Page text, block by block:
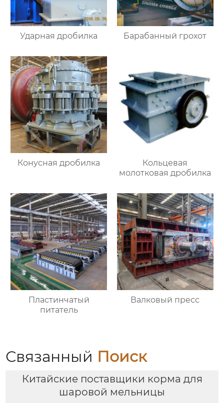
Ударная дробилка Барабанный грохот
Конусная дробилка
Кольцевая
молотковая дробилка
Пластинчатый
питатель
Валковый пресс
Связанный Поиск
Китайские поставщики корма для
шаровой мельницы